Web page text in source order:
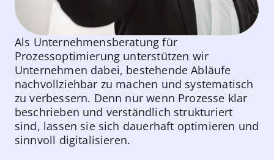
Als Unternehmensberatung für
Prozessoptimierung unterstützen wir
Unternehmen dabei, bestehende Abläufe
nachvollziehbar zu machen und systematisch
zu verbessern. Denn nur wenn Prozesse klar
beschrieben und verständlich strukturiert
sind, lassen sie sich dauerhaft optimieren und
sinnvoll digitalisieren.